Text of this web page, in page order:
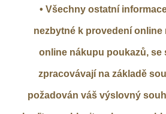
• Všechny ostatní
nezbytné k provedení online
online nákupu poukazů, se
zpracovávají na základě
požadován váš výslovný